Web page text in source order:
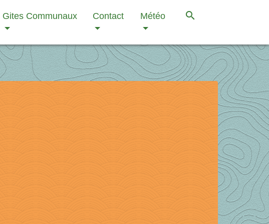
Gites Communaux Contact Météo search